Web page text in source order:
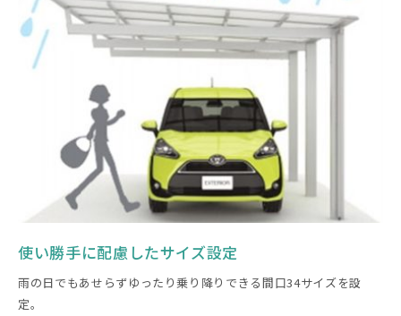
使い勝手に配慮したサイズ設定
雨の日でもあせらずゆったり乗り降りできる間口34サイズを設
定。